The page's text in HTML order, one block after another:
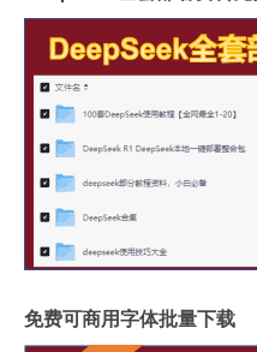
免费可商用字体批量下载